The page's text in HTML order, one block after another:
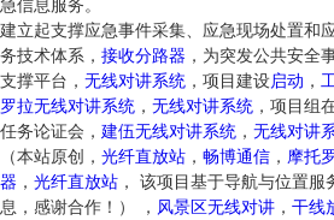
建立起支撑应急事件采集、应急现场处置和
务技术体系， 接收分路器 ，为突发公共安全
支撑平台， 无线对讲系统 ，项目建设启动 ，
罗拉无线对讲系统 ， 无线对讲系统 ，项目组
任务论证会， 建伍无线对讲系统 ， 无线对讲
（本站原创， 光纤直放站 ， 畅博通信 ， 摩托
器 ， 光纤直放站 ， 该项目基于导航与位置
息，感谢合作！） ， 风景区无线对讲 ， 干线